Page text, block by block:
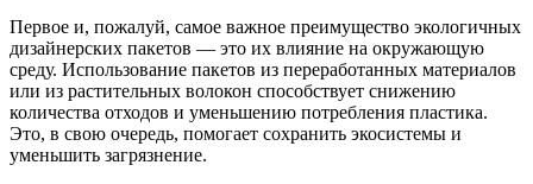
Первое и, пожалуй, самое важное преимущество экологичных
дизайнерских пакетов — это их влияние на окружающую
среду. Использование пакетов из переработанных материалов
или из растительных волокон способствует снижению
количества отходов и уменьшению потребления пластика.
Это, в свою очередь, помогает сохранить экосистемы и
уменьшить загрязнение.